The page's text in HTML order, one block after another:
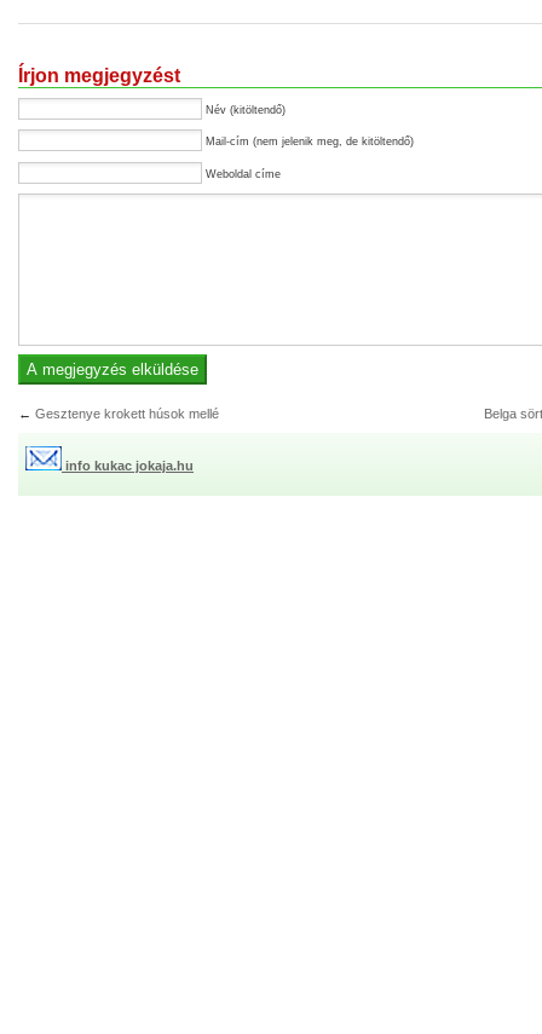
Írjon megjegyzést
Név (kitöltendő)
Mail-cím (nem jelenik meg, de kitöltendő)
Weboldal címe
← Gesztenye krokett húsok mellé Belga
info kukac jokaja.hu